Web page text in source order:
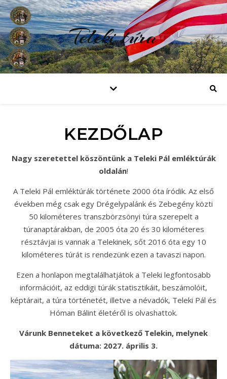
Teleki túra
KEZDŐLAP
Nagy szeretettel köszöntünk a Teleki Pál emléktúrák
oldalán!
A Teleki Pál emléktúrák története 2000 óta íródik. Az első
években még csak egy Drégelypalánk és Zebegény közti
50 kilométeres transzbörzsönyi túra szerepelt a
túranaptárakban, de 2005 óta 20 és 30 kilométeres
résztávjai is vannak a Telekinek, sőt 2016 óta egy 10
kilométeres túrát is rendezünk ezen a tavaszi napon.
Ezen a honlapon megtalálhatjátok a Teleki legfontosabb
információit, az eddigi túrák statisztikáit, beszámolóit,
képtárait, a túra történetét, illetve a névadók, Teleki Pál és
Hóman Bálint életéről is olvashattok.
Várunk Benneteket a következő Telekin, melynek
dátuma: 2027. április 3.